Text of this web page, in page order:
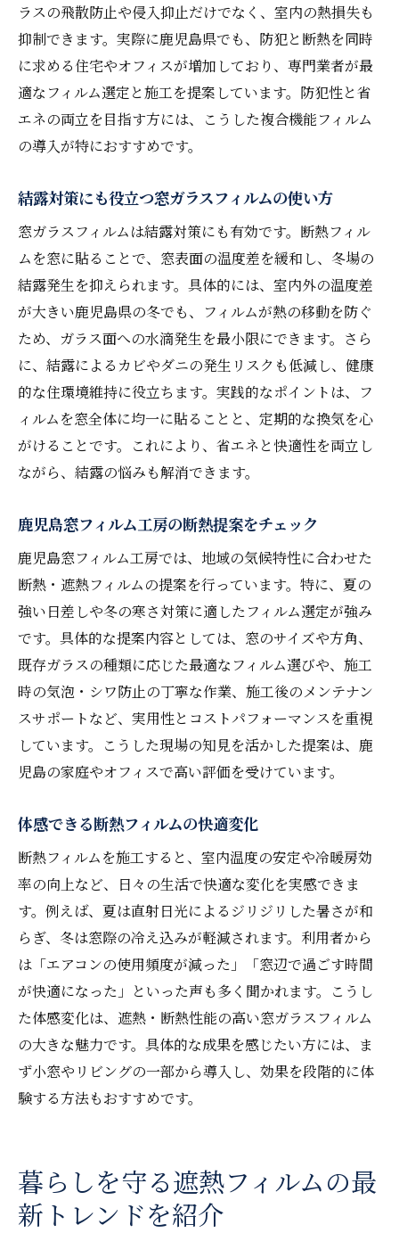
ラスの飛散防止や侵入抑止だけでなく、室内の熱損失も
抑制できます。実際に鹿児島県でも、防犯と断熱を同時
に求める住宅やオフィスが増加しており、専門業者が最
適なフィルム選定と施工を提案しています。防犯性と省
エネの両立を目指す方には、こうした複合機能フィルム
の導入が特におすすめです。
結露対策にも役立つ窓ガラスフィルムの使い方
窓ガラスフィルムは結露対策にも有効です。断熱フィル
ムを窓に貼ることで、窓表面の温度差を緩和し、冬場の
結露発生を抑えられます。具体的には、室内外の温度差
が大きい鹿児島県の冬でも、フィルムが熱の移動を防ぐ
ため、ガラス面への水滴発生を最小限にできます。さら
に、結露によるカビやダニの発生リスクも低減し、健康
的な住環境維持に役立ちます。実践的なポイントは、フ
ィルムを窓全体に均一に貼ることと、定期的な換気を心
がけることです。これにより、省エネと快適性を両立し
ながら、結露の悩みも解消できます。
鹿児島窓フィルム工房の断熱提案をチェック
鹿児島窓フィルム工房では、地域の気候特性に合わせた
断熱・遮熱フィルムの提案を行っています。特に、夏の
強い日差しや冬の寒さ対策に適したフィルム選定が強み
です。具体的な提案内容としては、窓のサイズや方角、
既存ガラスの種類に応じた最適なフィルム選びや、施工
時の気泡・シワ防止の丁寧な作業、施工後のメンテナン
スサポートなど、実用性とコストパフォーマンスを重視
しています。こうした現場の知見を活かした提案は、鹿
児島の家庭やオフィスで高い評価を受けています。
体感できる断熱フィルムの快適変化
断熱フィルムを施工すると、室内温度の安定や冷暖房効
率の向上など、日々の生活で快適な変化を実感できま
す。例えば、夏は直射日光によるジリジリした暑さが和
らぎ、冬は窓際の冷え込みが軽減されます。利用者から
は「エアコンの使用頻度が減った」「窓辺で過ごす時間
が快適になった」といった声も多く聞かれます。こうし
た体感変化は、遮熱・断熱性能の高い窓ガラスフィルム
の大きな魅力です。具体的な成果を感じたい方には、ま
ず小窓やリビングの一部から導入し、効果を段階的に体
験する方法もおすすめです。
暮らしを守る遮熱フィルムの最
新トレンドを紹介